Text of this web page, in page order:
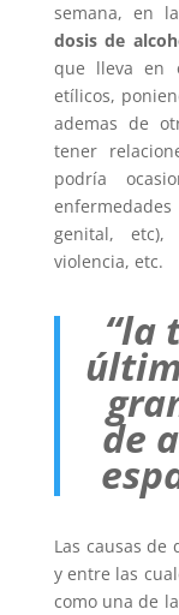
semana, en
dosis de
que lleva en
etílicos,
ademas de
tener
podría
genital,
violencia, etc.
“la
de
Las causas de
y entre las
como una de